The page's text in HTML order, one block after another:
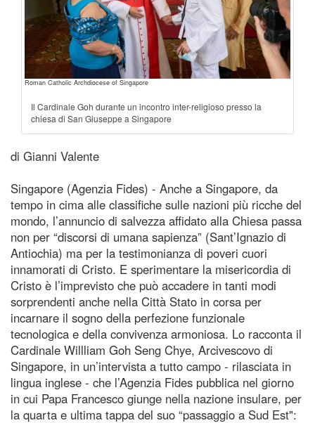
Roman Catholic Archdiocese of Singapore
Il Cardinale Goh durante un incontro inter-religioso presso la
chiesa di San Giuseppe a Singapore
di Gianni Valente
Singapore (Agenzia Fides) - Anche a Singapore, da
tempo in cima alle classifiche sulle nazioni più ricche del
mondo, l’annuncio di salvezza affidato alla Chiesa passa
non per “discorsi di umana sapienza” (Sant’Ignazio di
Antiochia) ma per la testimonianza di poveri cuori
innamorati di Cristo. E sperimentare la misericordia di
Cristo è l’imprevisto che può accadere in tanti modi
sorprendenti anche nella Città Stato in corsa per
incarnare il sogno della perfezione funzionale
tecnologica e della convivenza armoniosa. Lo racconta il
Cardinale Willliam Goh Seng Chye, Arcivescovo di
Singapore, in un’intervista a tutto campo - rilasciata in
lingua inglese - che l’Agenzia Fides pubblica nel giorno
in cui Papa Francesco giunge nella nazione insulare, per
la quarta e ultima tappa del suo “passaggio a Sud Est":